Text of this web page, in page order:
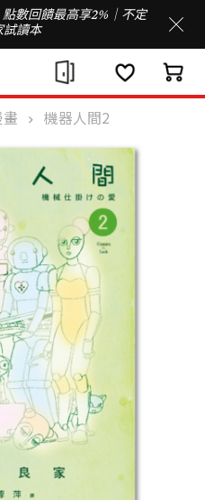
數回饋最高享2%｜不定
試讀本
機器人間2